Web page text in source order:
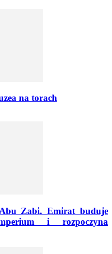
na torach
Zabi. Emirat buduje
i rozpoczyna